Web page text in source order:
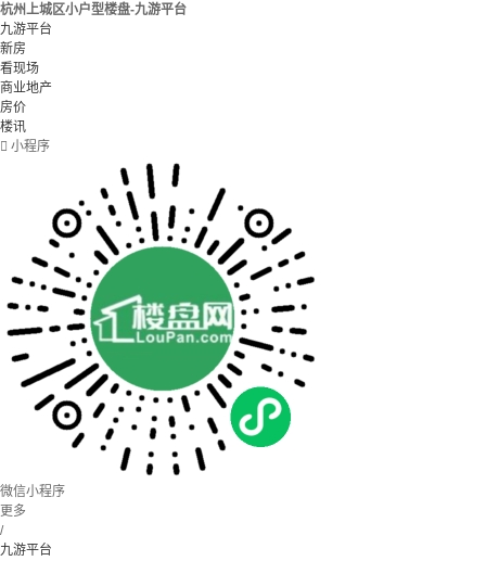
杭州上城区小户型楼盘-九游平台
九游平台
新房
看现场
商业地产
房价
楼讯
 小程序
微信小程序
更多
/
九游平台